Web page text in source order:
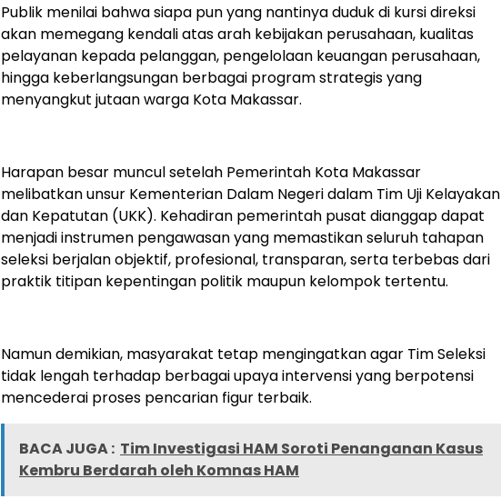
Publik menilai bahwa siapa pun yang nantinya duduk di kursi direksi
akan memegang kendali atas arah kebijakan perusahaan, kualitas
pelayanan kepada pelanggan, pengelolaan keuangan perusahaan,
hingga keberlangsungan berbagai program strategis yang
menyangkut jutaan warga Kota Makassar.
Harapan besar muncul setelah Pemerintah Kota Makassar
melibatkan unsur Kementerian Dalam Negeri dalam Tim Uji Kelayakan
dan Kepatutan (UKK). Kehadiran pemerintah pusat dianggap dapat
menjadi instrumen pengawasan yang memastikan seluruh tahapan
seleksi berjalan objektif, profesional, transparan, serta terbebas dari
praktik titipan kepentingan politik maupun kelompok tertentu.
Namun demikian, masyarakat tetap mengingatkan agar Tim Seleksi
tidak lengah terhadap berbagai upaya intervensi yang berpotensi
mencederai proses pencarian figur terbaik.
BACA JUGA : Tim Investigasi HAM Soroti Penanganan Kasus
Kembru Berdarah oleh Komnas HAM